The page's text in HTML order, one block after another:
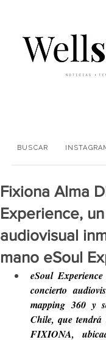
BUSCAR
Fixiona Alma
Experience,
audiovisual
mano eSoul
eSoul
concierto
mapping 360 y
Chile, que tendrá
FIXIONA,